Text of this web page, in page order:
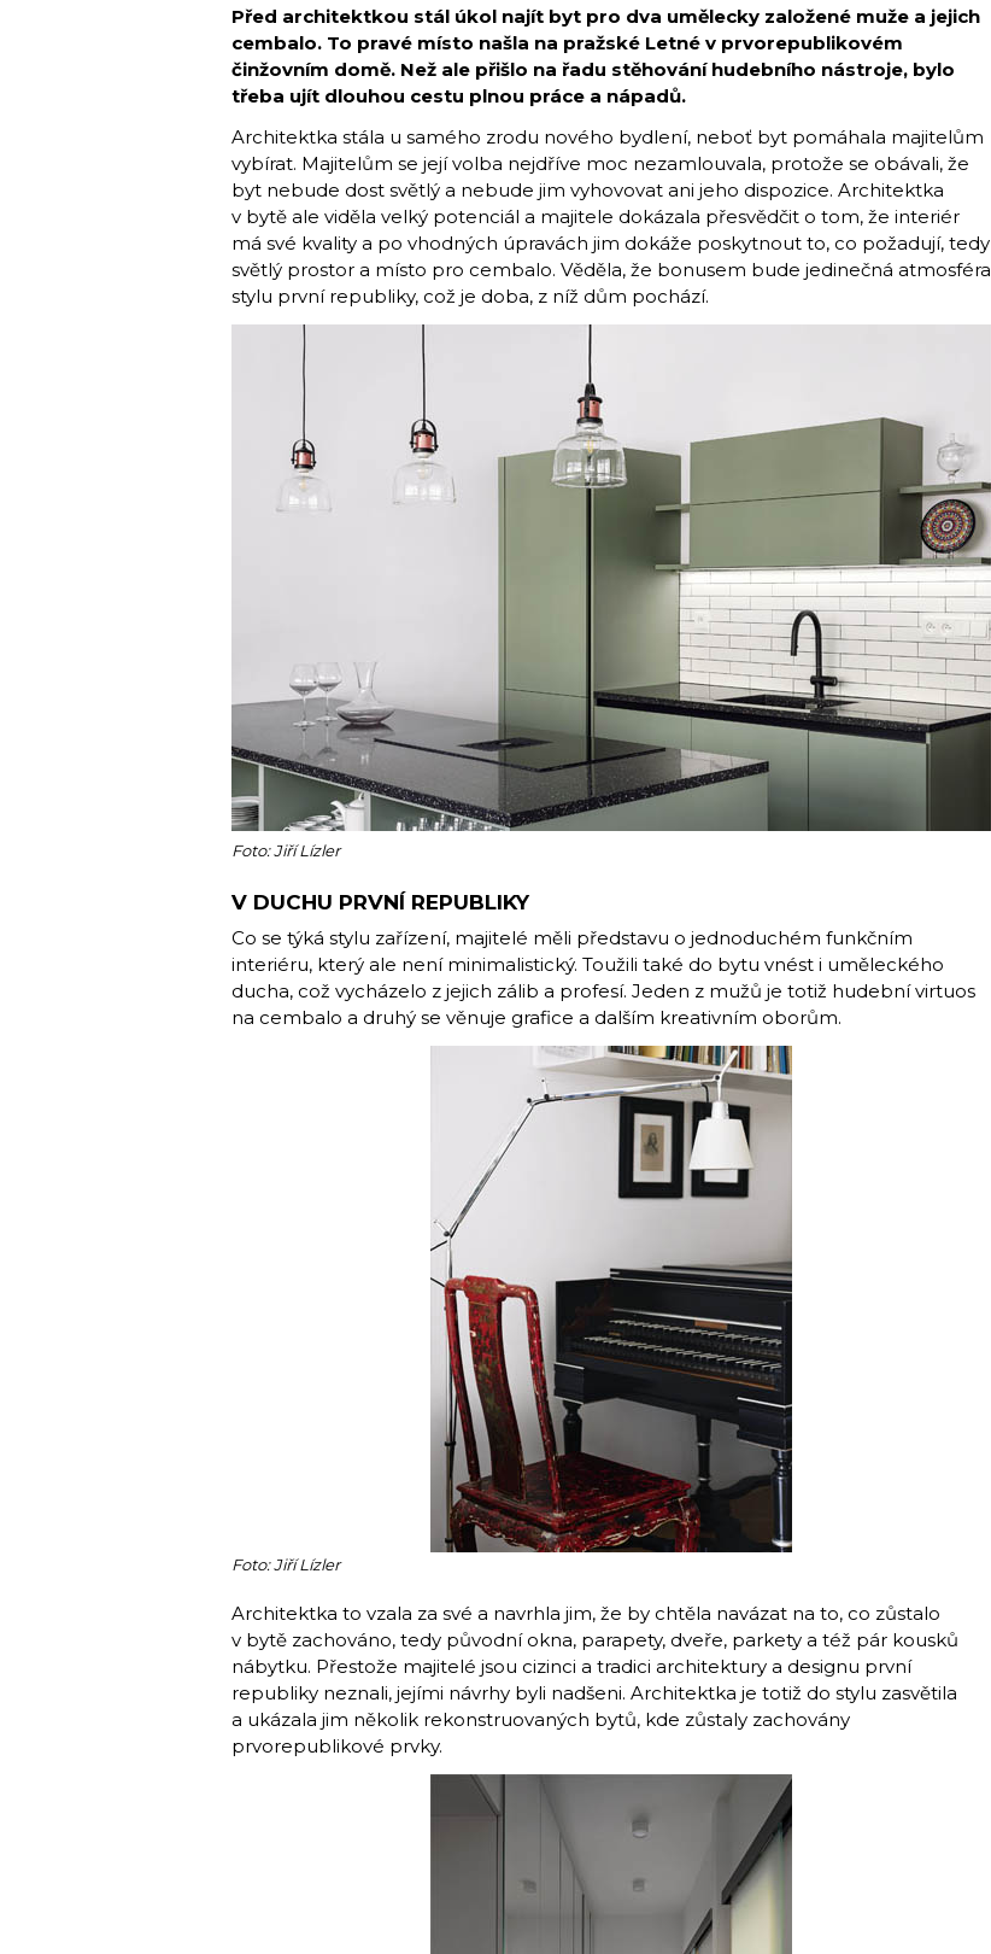
Před architektkou stál úkol najít byt pro dva umělecky založené muže a jejich
cembalo. To pravé místo našla na pražské Letné v prvorepublikovém
činžovním domě. Než ale přišlo na řadu stěhování hudebního nástroje, bylo
třeba ujít dlouhou cestu plnou práce a nápadů.
Architektka stála u samého zrodu nového bydlení, neboť byt pomáhala majitelům
vybírat. Majitelům se její volba nejdříve moc nezamlouvala, protože se obávali, že
byt nebude dost světlý a nebude jim vyhovovat ani jeho dispozice. Architektka
v bytě ale viděla velký potenciál a majitele dokázala přesvědčit o tom, že interiér
má své kvality a po vhodných úpravách jim dokáže poskytnout to, co požadují, tedy
světlý prostor a místo pro cembalo. Věděla, že bonusem bude jedinečná atmosféra
stylu první republiky, což je doba, z níž dům pochází.
Foto: Jiří Lízler
V DUCHU PRVNÍ REPUBLIKY
Co se týká stylu zařízení, majitelé měli představu o jednoduchém funkčním
interiéru, který ale není minimalistický. Toužili také do bytu vnést i uměleckého
ducha, což vycházelo z jejich zálib a profesí. Jeden z mužů je totiž hudební virtuos
na cembalo a druhý se věnuje grafice a dalším kreativním oborům.
Foto: Jiří Lízler
Architektka to vzala za své a navrhla jim, že by chtěla navázat na to, co zůstalo
v bytě zachováno, tedy původní okna, parapety, dveře, parkety a též pár kousků
nábytku. Přestože majitelé jsou cizinci a tradici architektury a designu první
republiky neznali, jejími návrhy byli nadšeni. Architektka je totiž do stylu zasvětila
a ukázala jim několik rekonstruovaných bytů, kde zůstaly zachovány
prvorepublikové prvky.